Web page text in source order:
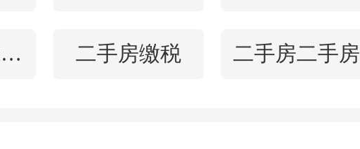
房子贷款抵押贷款 二手房缴税 二手房二手房